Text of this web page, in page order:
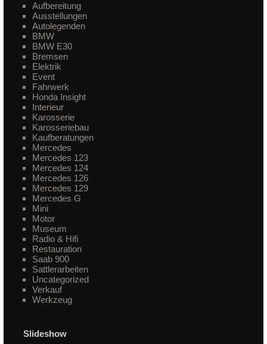
Aufbereitung
Ausstellungen
Autolegenden
BMW
BMW E30
Bremsen
Elektrik
Event
Fahrwerk
Honda Insight
Interieur
Karosserie
Karosseriebau
Kaufberatungen
Mercedes
Mercedes 123
Mercedes 124
Mercedes 126
Mercedes 129
Mercedes G
Mini
Motor
Museum
Radio & Hifi
Restauration
Saab 900
Sattlerarbeiten
Uncategorized
Verkauf
Werkzeug
Slideshow